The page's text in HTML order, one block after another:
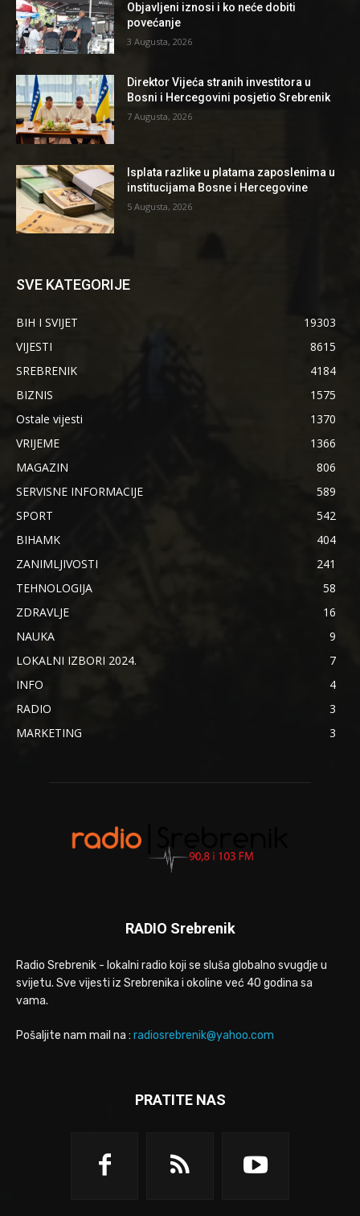
Objavljeni iznosi i ko neće dobiti
povećanje
3 Augusta, 2026
Direktor Vijeća stranih investitora u
Bosni i Hercegovini posjetio Srebrenik
7 Augusta, 2026
Isplata razlike u platama zaposlenima u
institucijama Bosne i Hercegovine
5 Augusta, 2026
SVE KATEGORIJE
BIH I SVIJET
19303
VIJESTI
8615
SREBRENIK
4184
BIZNIS
1575
Ostale vijesti
1370
VRIJEME
1366
MAGAZIN
806
SERVISNE INFORMACIJE
589
SPORT
542
BIHAMK
404
ZANIMLJIVOSTI
241
TEHNOLOGIJA
58
ZDRAVLJE
16
NAUKA
9
LOKALNI IZBORI 2024.
7
INFO
4
RADIO
3
MARKETING
3
RADIO Srebrenik
Radio Srebrenik - lokalni radio koji se sluša globalno svugdje u
svijetu. Sve vijesti iz Srebrenika i okoline već 40 godina sa
vama.
Pošaljite nam mail na : radiosrebrenik@yahoo.com
PRATITE NAS